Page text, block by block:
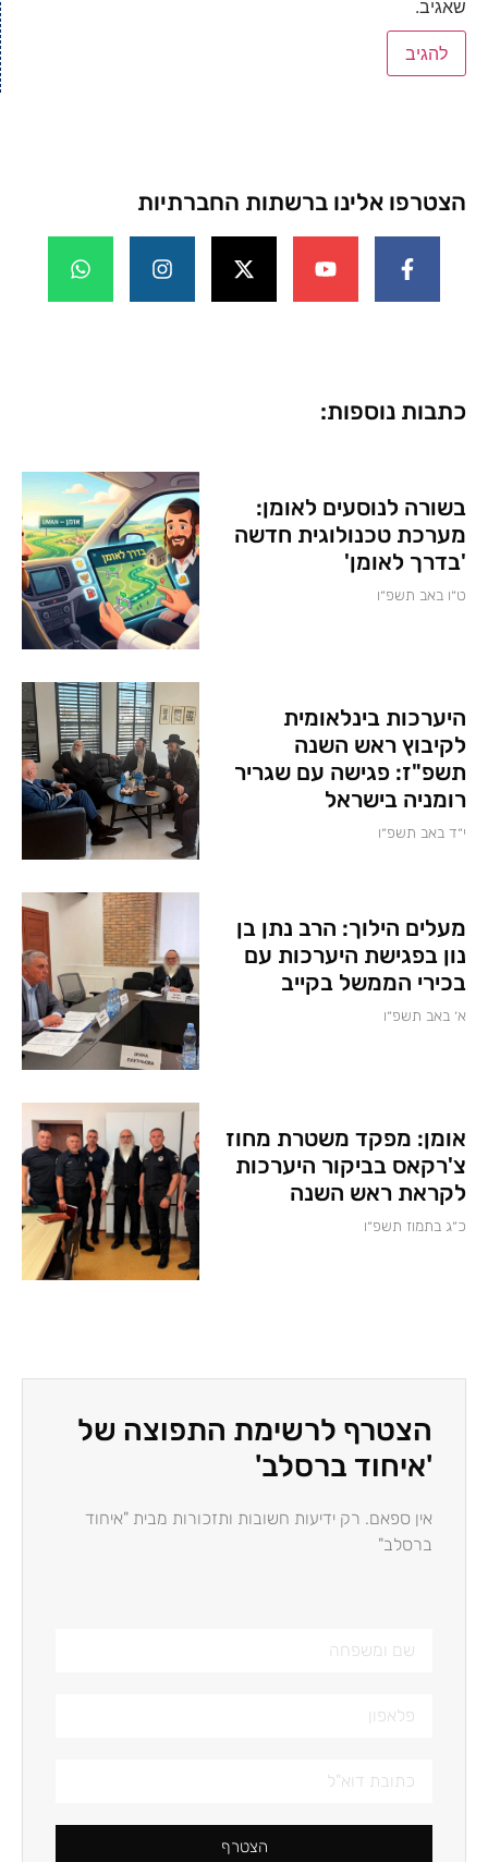
שאגיב.
הצטרפו אלינו ברשתות החברתיות
כתבות נוספות:
בשורה לנוסעים לאומן:
מערכת טכנולוגית חדשה
'בדרך לאומן'
ט״ו באב תשפ״ו
היערכות בינלאומית
לקיבוץ ראש השנה
תשפ"ז: פגישה עם שגריר
רומניה בישראל
י״ד באב תשפ״ו
מעלים הילוך: הרב נתן בן
נון בפגישת היערכות עם
בכירי הממשל בקייב
א׳ באב תשפ״ו
אומן: מפקד משטרת מחוז
צ'רקאס בביקור היערכות
לקראת ראש השנה
כ״ג בתמוז תשפ״ו
הצטרף לרשימת התפוצה של
'איחוד ברסלב'
אין ספאם. רק ידיעות חשובות ותזכורות מבית "איחוד
ברסלב"
הצטרף